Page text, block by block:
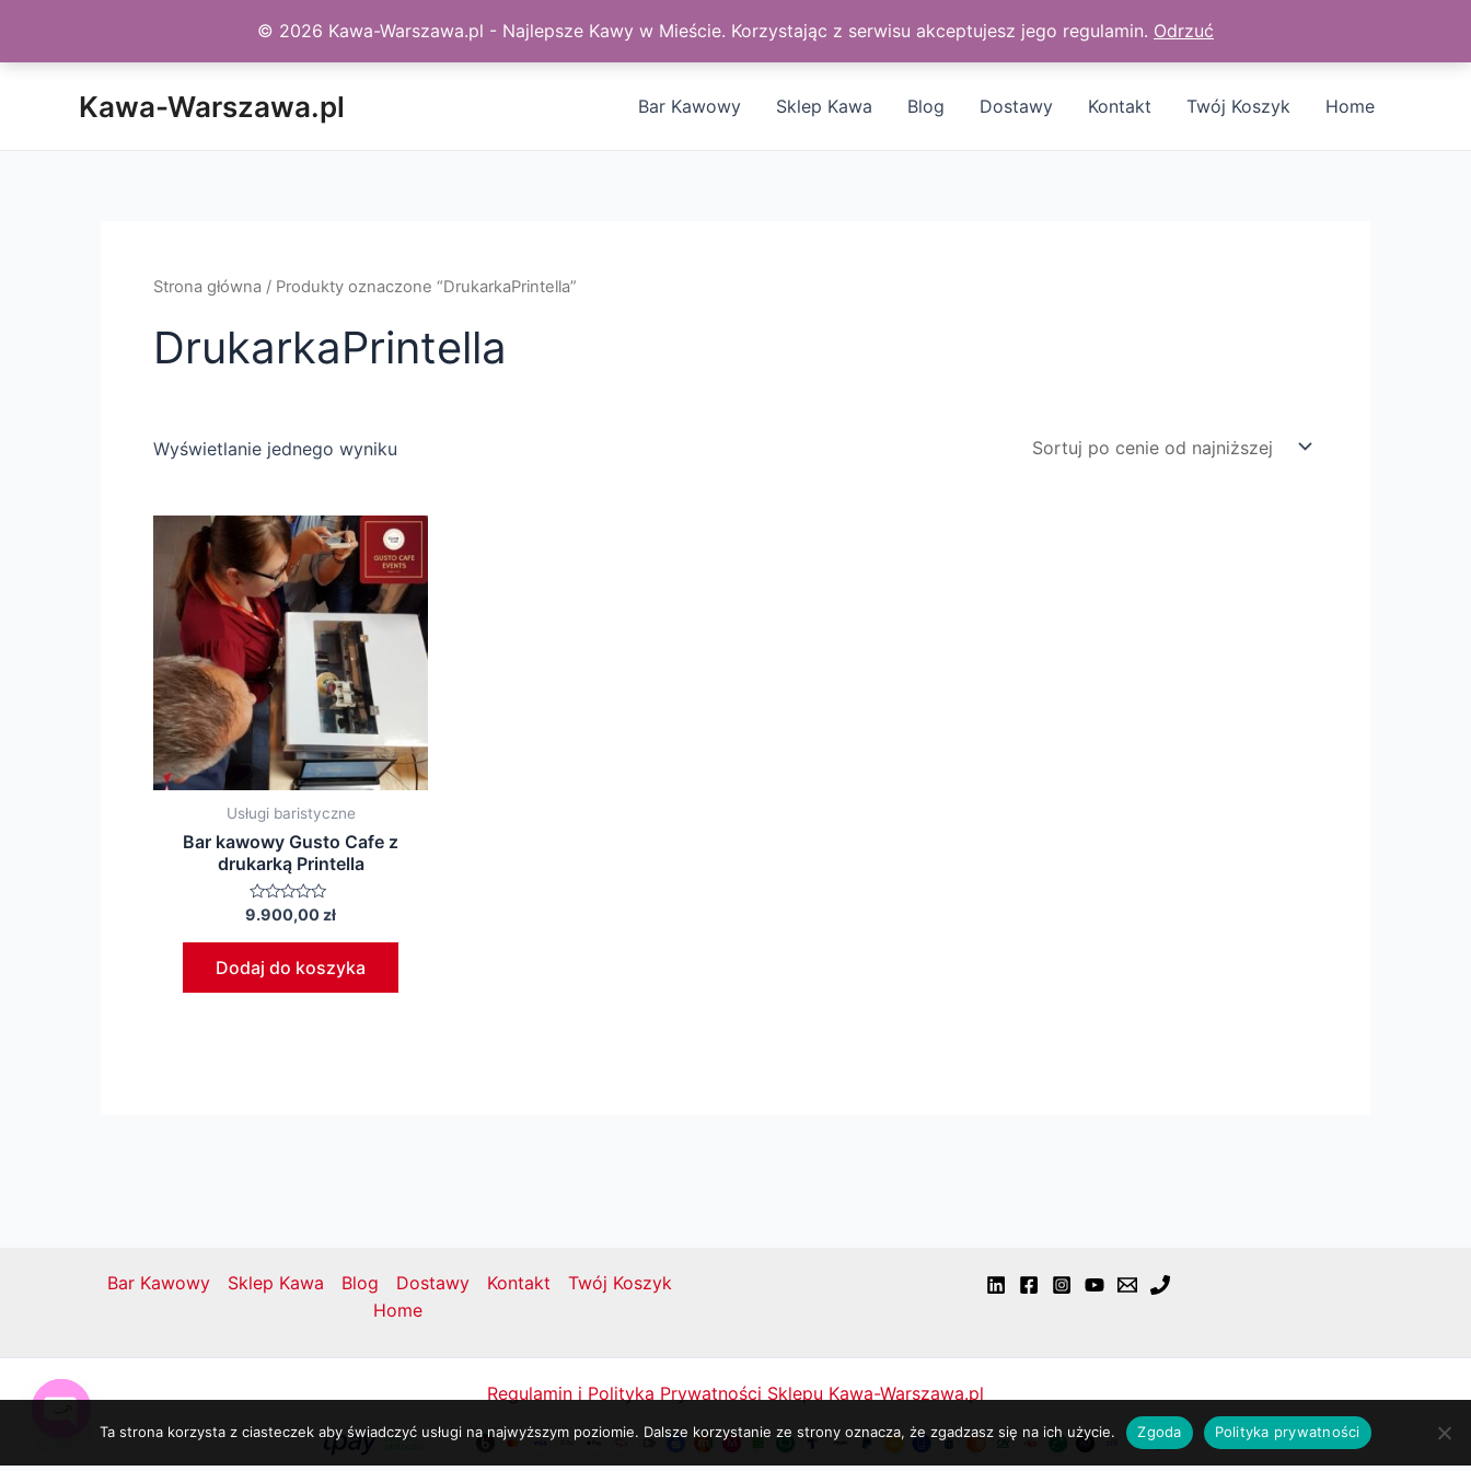
© 2026 Kawa-Warszawa.pl - Najlepsze Kawy w Mieście. Korzystając z serwisu akceptujesz jego regulamin. Odrzuć
Kawa-Warszawa.pl Bar Kawowy Sklep Kawa Blog Dostawy Kontakt Twój Koszyk Home
Strona główna / Produkty oznaczone “DrukarkaPrintella”
DrukarkaPrintella
Wyświetlanie jednego wyniku
Usługi baristyczne
Bar kawowy Gusto Cafe z
drukarką Printella
Oceniono
na
9.900,00zł
Dodaj do koszyka
Bar Kawowy Sklep Kawa Blog Dostawy Kontakt
Twój Koszyk
Home
Regulamin i Polityka Prywatności Sklepu Kawa-Warszawa.pl
Ta strona korzysta z ciasteczek aby świadczyć usługi na najwyższym poziomie. Dalsze korzystanie ze strony oznacza, że zgadzasz się na ich użycie. Zgoda Polityka prywatności
chaty